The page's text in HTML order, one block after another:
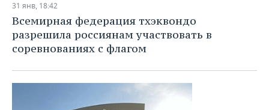
31 янв, 18:42
Всемирная федерация тхэквондо
разрешила россиянам участвовать в
соревнованиях с флагом